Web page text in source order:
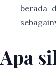
berada
Apa